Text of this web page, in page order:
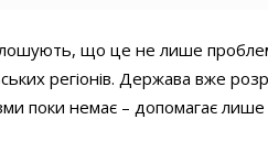
що це не лише
регіонів. Держава вже
поки немає – допомагає